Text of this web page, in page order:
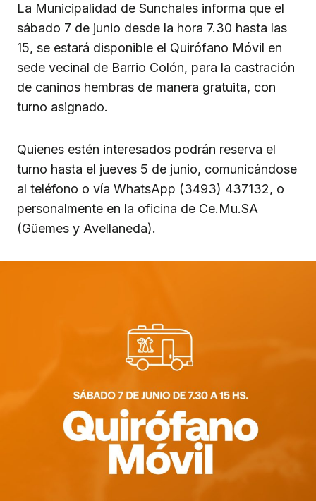
La Municipalidad de Sunchales informa que el
sábado 7 de junio desde la hora 7.30 hasta las
15, se estará disponible el Quirófano Móvil en
sede vecinal de Barrio Colón, para la castración
de caninos hembras de manera gratuita, con
turno asignado.
Quienes estén interesados podrán reserva el
turno hasta el jueves 5 de junio, comunicándose
al teléfono o vía WhatsApp (3493) 437132, o
personalmente en la oficina de Ce.Mu.SA
(Güemes y Avellaneda).